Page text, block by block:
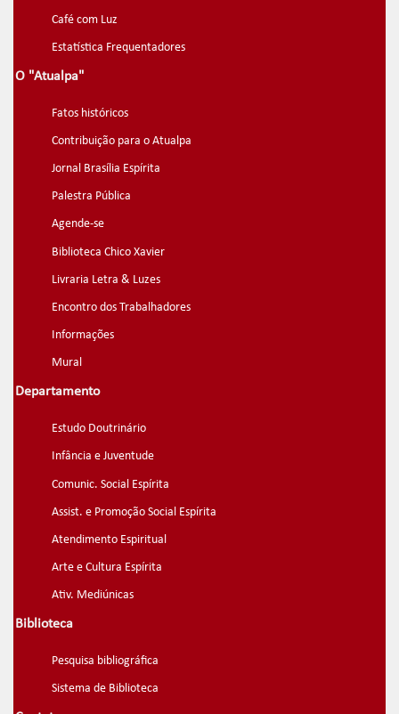
Café com Luz
Estatística Frequentadores
O "Atualpa"
Fatos históricos
Contribuição para o Atualpa
Jornal Brasília Espírita
Palestra Pública
Agende-se
Biblioteca Chico Xavier
Livraria Letra & Luzes
Encontro dos Trabalhadores
Informações
Mural
Departamento
Estudo Doutrinário
Infância e Juventude
Comunic. Social Espírita
Assist. e Promoção Social Espírita
Atendimento Espiritual
Arte e Cultura Espírita
Ativ. Mediúnicas
Biblioteca
Pesquisa bibliográfica
Sistema de Biblioteca